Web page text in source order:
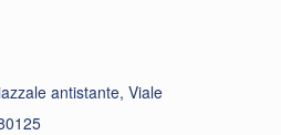
antistante, Viale